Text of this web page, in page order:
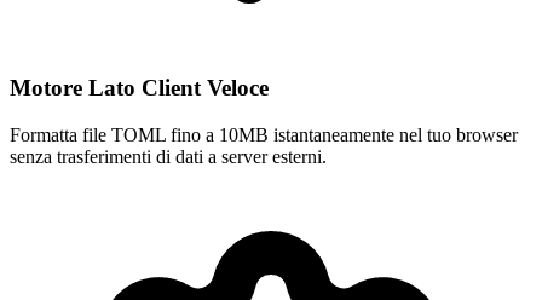
Motore Lato Client Veloce
Formatta file TOML fino a 10MB istantaneamente nel tuo browser
senza trasferimenti di dati a server esterni.